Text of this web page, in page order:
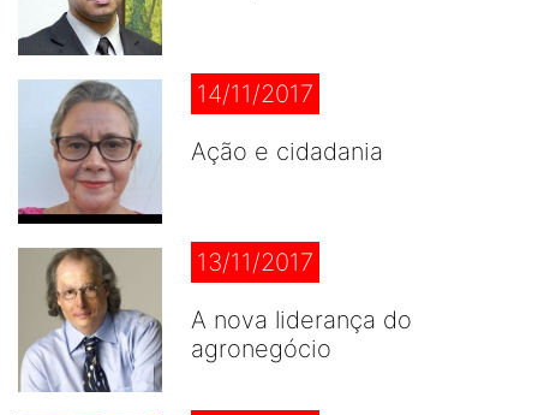
14/11/2017
Ação e cidadania
13/11/2017
A nova liderança do
agronegócio